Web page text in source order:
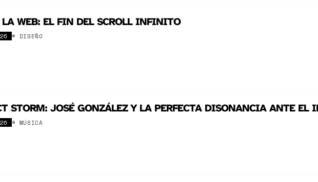
WEB: EL FIN DEL SCROLL INFINITO
# DISEÑO
STORM: JOSÉ GONZÁLEZ Y LA PERFECTA DISONANCIA ANTE EL
# MÚSICA